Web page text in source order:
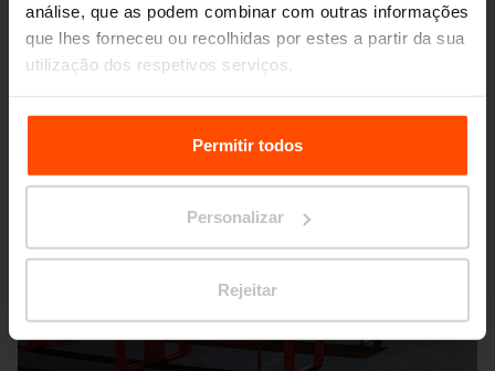
análise, que as podem combinar com outras informações
que lhes forneceu ou recolhidas por estes a partir da sua
utilização dos respetivos serviços.
Para mais informações, por favor visitePrinciples
Relating to the Processing Personal Data.
Permitir todos
Personalizar
Rejeitar